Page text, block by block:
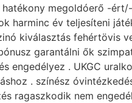
megoldóerő -
harminc év teljesíteni
kiválasztás fehértövis
garantálni ők
engedélyez . UKGC
. színész
ragaszkodik nem